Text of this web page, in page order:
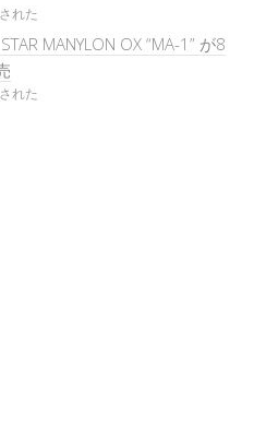
れた
MANYLON OX “MA-1” が8
れた